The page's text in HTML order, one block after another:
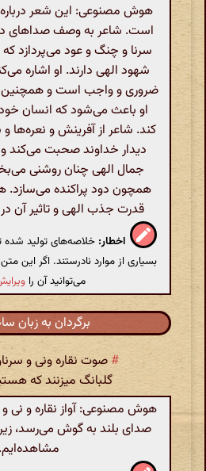
هوش مصنوعی: این شعر درباره
است. شاعر به وصف صداهای
سرنا و چنگ و عود می‌پردازد
شهود الهی دارند. او اشاره
ضروری و واجب است و همچنین
او باعث می‌شود که انسان خود
کند. شاعر از آفرینش و
دیدار خداوند صحبت می‌کند و
جمال الهی چنان روشنی
همچون دود پراکنده می‌سازد.
قدرت جذب الهی و تاثیر آن
اخطار: خلاصه‌های تولید
بسیاری از موارد نادرستند. اگر این
می‌توانید آن را
برگردان به زبان
# صوت نقاره ونی و
گلبانگ میزنند که
هوش مصنوعی: آواز نقاره و نی
صدای بلند به گوش می‌رسد،
مشاهده‌ایم.